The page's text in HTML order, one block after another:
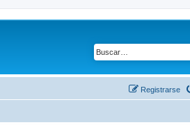
Registrarse